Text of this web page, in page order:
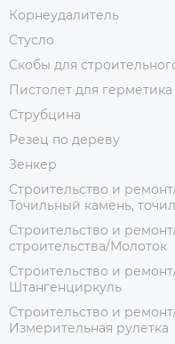
Корнеудалитель
Стусло
Скобы для
Пистолет для герметика
Струбцина
Резец по дереву
Зенкер
Строительство и
Точильный камень,
Строительство и
строительства/Молоток
Строительство и
Штангенциркуль
Строительство и
Измерительная рулетка